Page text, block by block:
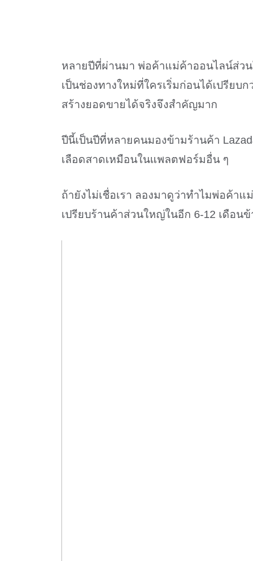
หลายปีที่ผ่านมา พ่อค้าแม่ค้าออนไลน์ส่วน
เป็นช่องทางใหม่ที่ใครเริ่มก่อนได้เปรีย
สร้างยอดขายได้จริงจึงสำคัญมาก
ปีนี้เป็นปีที่หลายคนมองข้ามร้านค้า
เลือดสาดเหมือนในแพลตฟอร์มอื่น ๆ
ถ้ายังไม่เชื่อเรา ลองมาดูว่าทำไมพ่อค้า
เปรียบร้านค้าส่วนใหญ่ในอีก 6-12 เดือน